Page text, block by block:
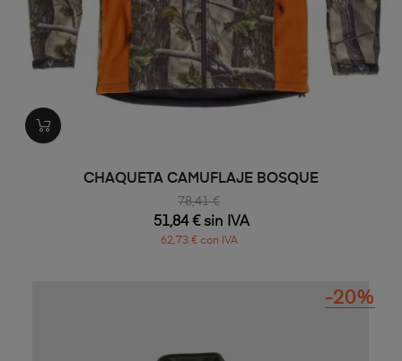
CHAQUETA CAMUFLAJE BOSQUE
78,41 €
51,84 € sin IVA
62,73 € con IVA
-20%